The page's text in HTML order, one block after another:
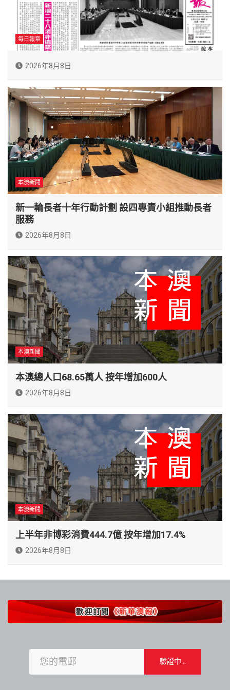
每日報章
2026年8月8日
本澳新聞
新一輪長者十年行動計劃 設四專責小組推動長者
服務
2026年8月8日
本澳新聞
本澳總人口68.65萬人 按年增加600人
2026年8月8日
本澳新聞
上半年非博彩消費444.7億 按年增加17.4%
2026年8月8日